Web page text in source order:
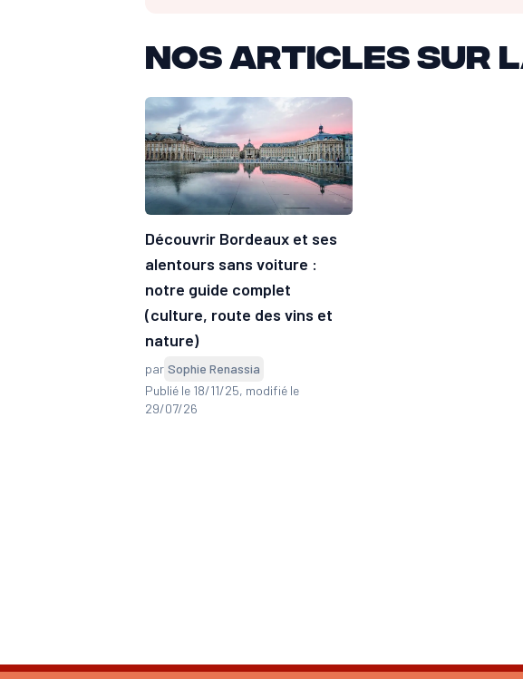
Nos articles sur
Découvrir Bordeaux et ses
alentours sans voiture :
notre guide complet
(culture, route des vins et
nature)
par Sophie Renassia
Publié le 18/11/25, modifié le
29/07/26